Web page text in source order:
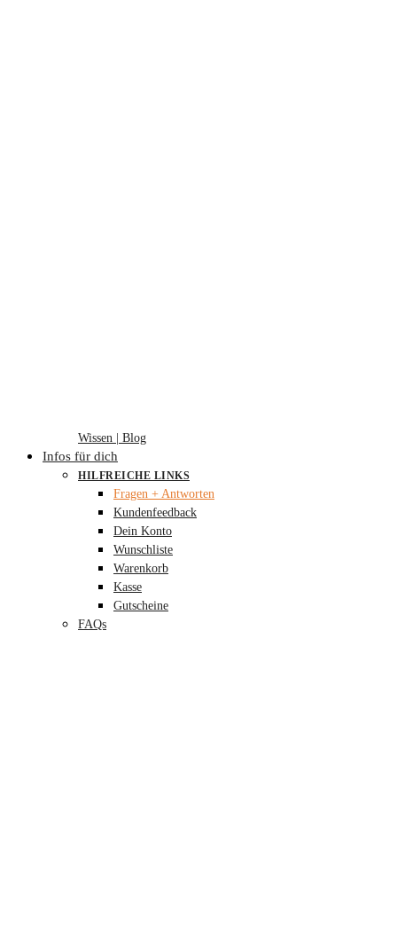
Wissen | Blog
Infos für dich
HILFREICHE LINKS
Fragen + Antworten
Kundenfeedback
Dein Konto
Wunschliste
Warenkorb
Kasse
Gutscheine
FAQs